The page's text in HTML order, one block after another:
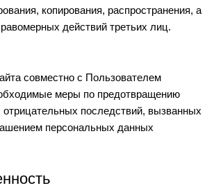
копирования, распространения, а
действий третьих лиц.
совместно с Пользователем
меры по предотвращению
последствий, вызванных
персональных данных